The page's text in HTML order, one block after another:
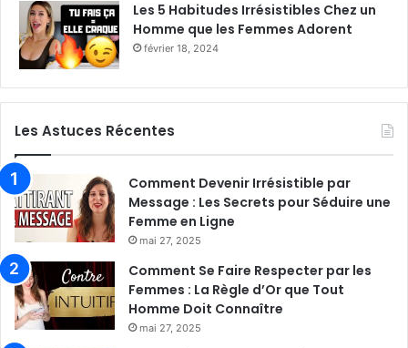
Les 5 Habitudes Irrésistibles Chez un
Homme que les Femmes Adorent
février 18, 2024
Les Astuces Récentes
Comment Devenir Irrésistible par
Message : Les Secrets pour Séduire une
Femme en Ligne
mai 27, 2025
Comment Se Faire Respecter par les
Femmes : La Règle d’Or que Tout
Homme Doit Connaître
mai 27, 2025